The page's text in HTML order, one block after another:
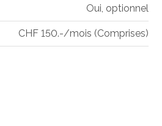
Oui, optionnel
CHF 150.-/mois (Comprises)